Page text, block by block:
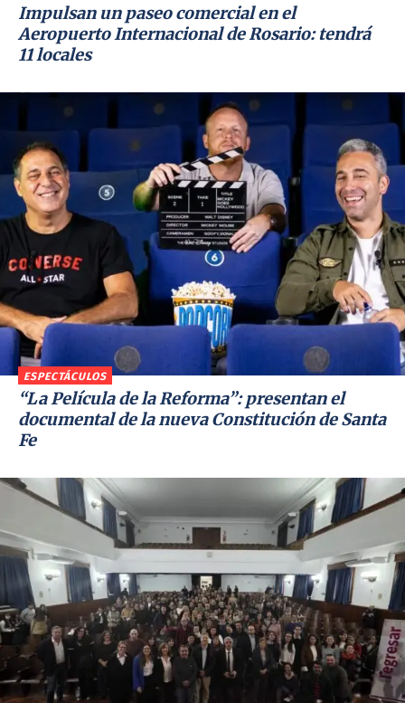
Impulsan un paseo comercial en el
Aeropuerto Internacional de Rosario: tendrá
11 locales
ESPECTÁCULOS
“La Película de la Reforma”: presentan el
documental de la nueva Constitución de Santa
Fe